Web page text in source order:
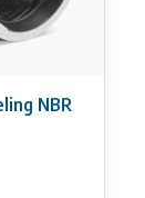
NBR